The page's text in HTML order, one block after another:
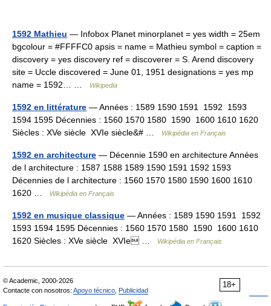
1592 Mathieu — Infobox Planet minorplanet = yes width = 25em
bgcolour = #FFFFC0 apsis = name = Mathieu symbol = caption =
discovery = yes discovery ref = discoverer = S. Arend discovery
site = Uccle discovered = June 01, 1951 designations = yes mp
name = 1592… …
Wikipedia
1592 en littérature — Années : 1589 1590 1591 1592 1593
1594 1595 Décennies : 1560 1570 1580 1590 1600 1610 1620
Siècles : XVe siècle XVIe siècle&# …
Wikipédia en Français
1592 en architecture — Décennie 1590 en architecture Années
de l architecture : 1587 1588 1589 1590 1591 1592 1593
Décennies de l architecture : 1560 1570 1580 1590 1600 1610
1620 …
Wikipédia en Français
1592 en musique classique — Années : 1589 1590 1591 1592
1593 1594 1595 Décennies : 1560 1570 1580 1590 1600 1610
1620 Siècles : XVe siècle XVIe …
Wikipédia en Français
18+
© Academic, 2000-2026
Contacte con nosotros: Apoyo técnico Publicidad